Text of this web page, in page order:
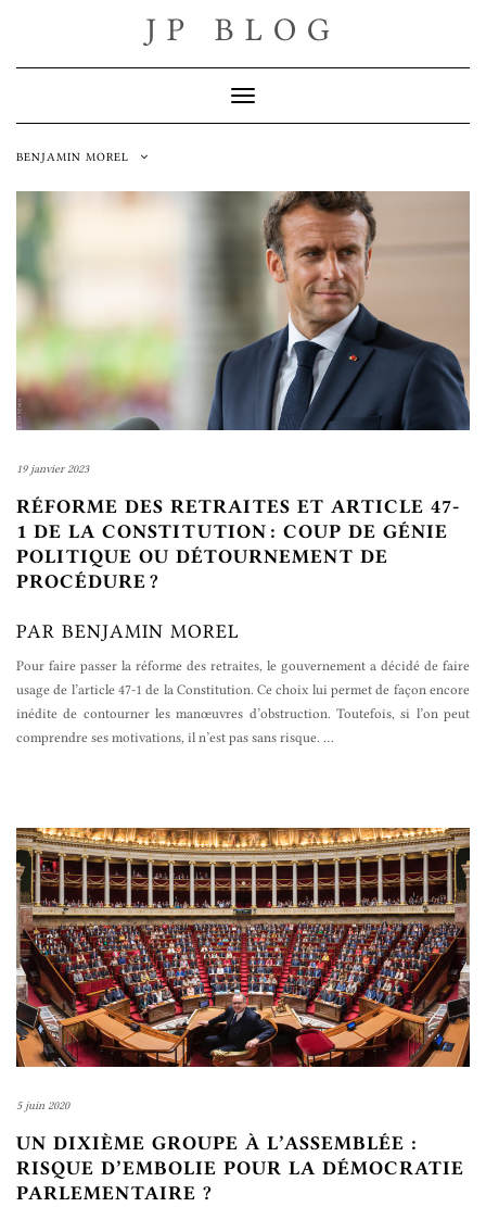
JP BLOG
Toggle Navigation
BENJAMIN MOREL
19 janvier 2023
RÉFORME DES RETRAITES ET ARTICLE 47-
1 DE LA CONSTITUTION : COUP DE GÉNIE
POLITIQUE OU DÉTOURNEMENT DE
PROCÉDURE ?
PAR BENJAMIN MOREL
Pour faire passer la réforme des retraites, le gouvernement a décidé de faire
usage de l’article 47-1 de la Constitution. Ce choix lui permet de façon encore
inédite de contourner les manœuvres d’obstruction. Toutefois, si l’on peut
comprendre ses motivations, il n’est pas sans risque. …
5 juin 2020
UN DIXIÈME GROUPE À L’ASSEMBLÉE :
RISQUE D’EMBOLIE POUR LA DÉMOCRATIE
PARLEMENTAIRE ?